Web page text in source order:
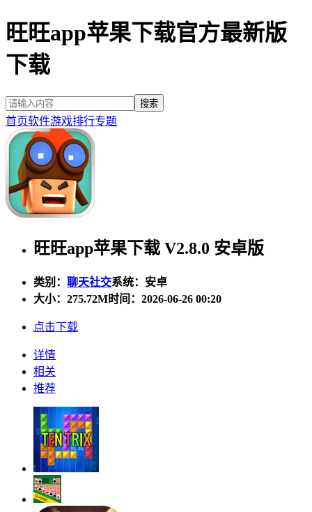
旺旺app苹果下载官方最新版
下载
首页软件游戏排行专题
旺旺app苹果下载 V2.8.0 安卓版
类别： 聊天社交系统：安卓
大小： 275.72M时间：2026-06-26 00:20
点击下载
详情
相关
推荐